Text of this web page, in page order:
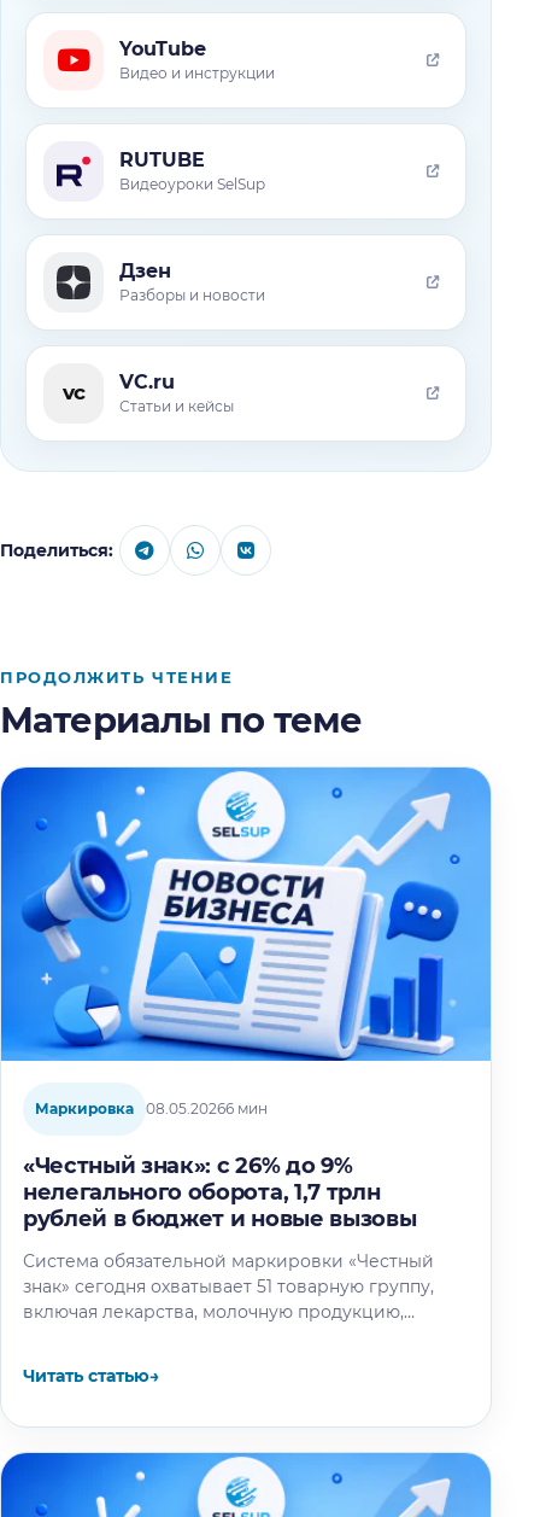
YouTube
Видео и инструкции
RUTUBE
Видеоуроки SelSup
Дзен
Разборы и новости
vc VC.ru
Статьи и кейсы
Поделиться:
ПРОДОЛЖИТЬ ЧТЕНИЕ
Материалы по теме
Маркировка 08.05.20266 мин
«Честный знак»: с 26% до 9%
нелегального оборота, 1,7 трлн
рублей в бюджет и новые вызовы
Система обязательной маркировки «Честный
знак» сегодня охватывает 51 товарную группу,
включая лекарства, молочную продукцию,
Читать статью→